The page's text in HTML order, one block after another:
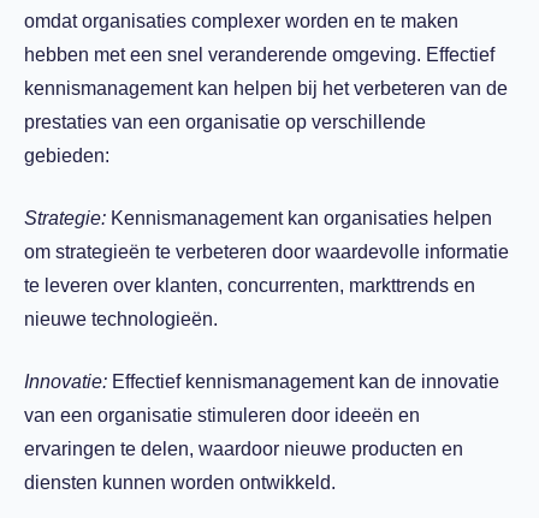
omdat organisaties complexer worden en te maken
hebben met een snel veranderende omgeving. Effectief
kennismanagement kan helpen bij het verbeteren van de
prestaties van een organisatie op verschillende
gebieden:
Strategie: Kennismanagement kan organisaties helpen
om strategieën te verbeteren door waardevolle informatie
te leveren over klanten, concurrenten, markttrends en
nieuwe technologieën.
Innovatie: Effectief kennismanagement kan de innovatie
van een organisatie stimuleren door ideeën en
ervaringen te delen, waardoor nieuwe producten en
diensten kunnen worden ontwikkeld.